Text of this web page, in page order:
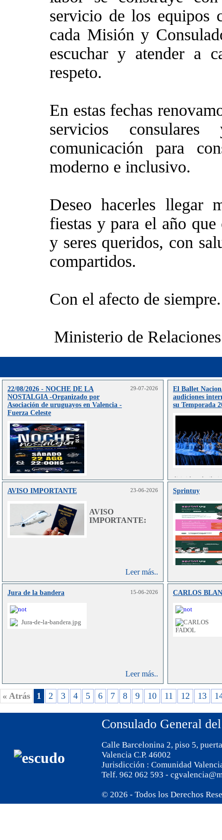
servicio de los equipos
cada Misión y
escuchar y atender a
respeto.
En estas fechas
servicios
comunicación para
moderno e inclusivo.
Deseo hacerles llegar
fiestas y para el año
y seres queridos, con
compartidos.
Con el afecto de siempre.
Ministerio de
22/08/2026 - NOCHE DE LA
NOSTALGIA -Organizado por
Asociación de uruguayos en Valencia -
Fuerza Celeste
29-07-2026
Leer más..
El Ballet
audiciones
su Temporada
dirigida a
en danza
contemporánea.
AVISO IMPORTANTE 23-06-2026
AVISO
IMPORTANTE:
Leer más..
Sprintuy
Jura de la bandera 15-06-2026
Leer más..
CARLOS
« Atrás 1 2 3 4 5 6 7 8 9 10 11 12 13
Consulado General
Calle Barcelonina 2, piso 5,
Valencia C.P. 46002
Jurisdicción : Comunidad
Telf. 962 062 593 -
© 2026 - Todos los Derechos